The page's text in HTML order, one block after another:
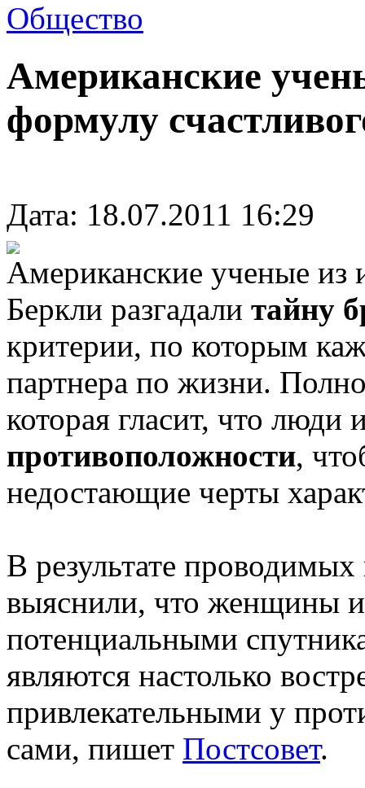
Общество
Американские
формулу
Дата: 18.07.2011 16:29
Американские ученые из
Беркли разгадали тайну
критерии, по которым
партнера по жизни.
которая гласит, что люди
противоположности,
недостающие черты
В результате
выяснили, что женщины
потенциальными
являются настолько
привлекательными у
сами, пишет Постсовет.